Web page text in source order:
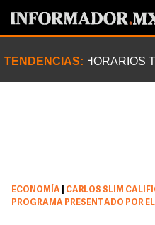
TENDENCIAS: HORARIOS
ECONOMÍA
CARLOS SLIM
PROGRAMA PRESENTADO POR